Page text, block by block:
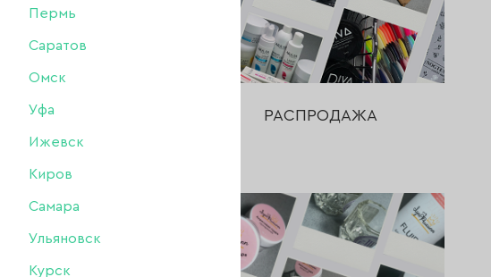
Пермь
Саратов
Омск
Уфа
Ижевск
Киров
Самара
Ульяновск
Курск
ХИТЫ ПРОДАЖ РАСПРОДАЖА